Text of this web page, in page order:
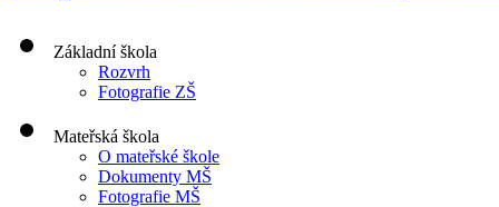
Základní škola
Rozvrh
Fotografie ZŠ
Mateřská škola
O mateřské škole
Dokumenty MŠ
Fotografie MŠ